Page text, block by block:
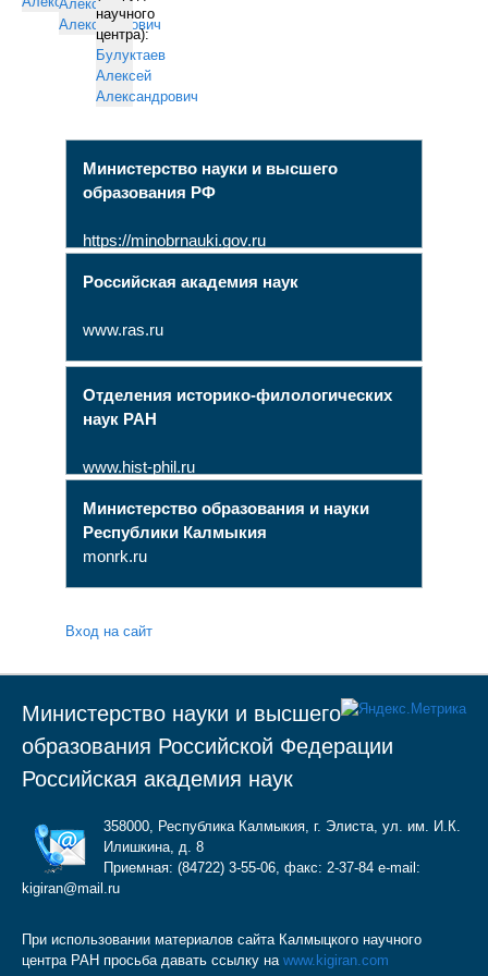
Алексей
Александрович
научного
центра):
Булуктаев
Алексей
Александрович
Министерство науки и высшего
образования РФ
https://minobrnauki.gov.ru
Российская академия наук
www.ras.ru
Отделения историко-филологических
наук РАН
www.hist-phil.ru
Министерство образования и науки
Республики Калмыкия
monrk.ru
Вход на сайт
Министерство науки и высшего
образования Российской Федерации
Российская академия наук
358000, Республика Калмыкия, г. Элиста, ул. им. И.К.
Илишкина, д. 8
Приемная: (84722) 3-55-06, факс: 2-37-84 e-mail:
kigiran@mail.ru
При использовании материалов сайта Калмыцкого научного
центра РАН просьба давать ссылку на www.kigiran.com